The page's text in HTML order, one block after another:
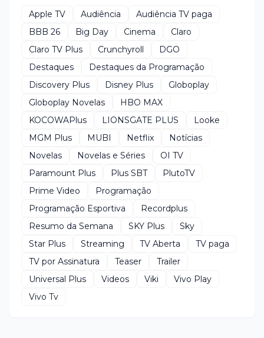
Apple TV Audiência
Audiência TV paga
BBB 26
Big Day Cinema
Claro
Claro TV Plus
Crunchyroll
DGO
Destaques
Destaques da Programação
Discovery Plus
Disney Plus
Globoplay
Globoplay Novelas
HBO MAX
KOCOWAPlus
LIONSGATE PLUS
Looke
MGM Plus
MUBI Netflix
Notícias
Novelas
Novelas e Séries
OI TV
Paramount Plus
Plus SBT
PlutoTV
Prime Video
Programação
Programação Esportiva
Recordplus
Resumo da Semana
SKY Plus
Sky
Star Plus
Streaming TV Aberta
TV paga
TV por Assinatura
Teaser
Trailer
Universal Plus
Videos Viki
Vivo Play
Vivo Tv